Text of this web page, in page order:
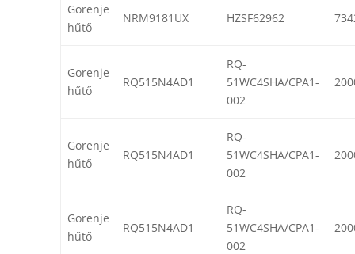
Gorenje
hűtő
NRM9181UX HZSF62962
Gorenje
hűtő
RQ515N4AD1
RQ-
51WC4SHA/CPA1-
002
Gorenje
hűtő
RQ515N4AD1
RQ-
51WC4SHA/CPA1-
002
Gorenje
hűtő
RQ515N4AD1
RQ-
51WC4SHA/CPA1-
002